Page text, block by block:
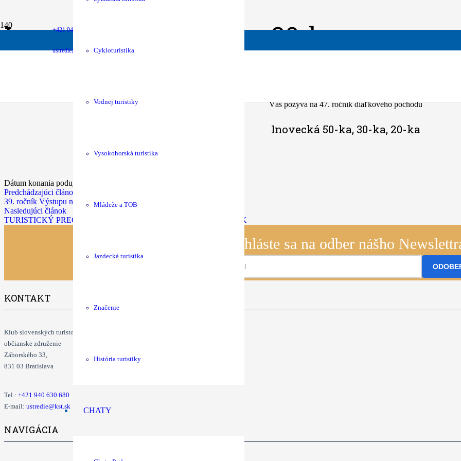
+421 940 630 680
ustredie@kst.sk Cykloturistika
Vodnej turistiky
Vysokohorská turistika
Mládeže a TOB
Jazdecká turistika
Značenie
História turistiky
CHATY
Inovecká 50-ka, 30-ka, 20-ka
Vás pozýva na 47. ročník diaľkového pochodu
Inovecká 50-ka, 30-ka, 20-ka
Dátum konania podujatia:
Predchádzajúci článok
39. ročník Výstupu na Roháčku
Nasledujúci článok
TURISTICKÝ PRECHOD KROMPAŠSKÝMI VRCHMI 50. ROČNÍK
Prihláste sa na odber nášho
KONTAKT
Klub slovenských turistov
občianske združenie
Záborského 33,
831 03 Bratislava
Tel.: +421 940 630 680
E-mail: ustredie@kst.sk
NAVIGÁCIA